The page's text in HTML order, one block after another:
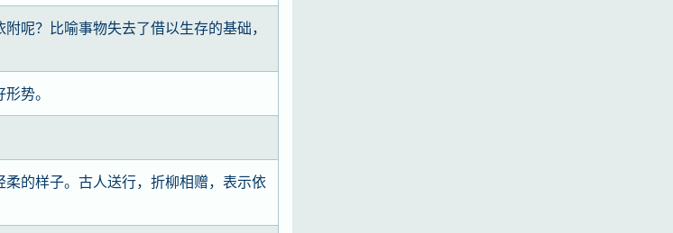
呢？比喻事物失去了借以生存的基础，
势。
的样子。古人送行，折柳相赠，表示依